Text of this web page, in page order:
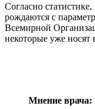
Согласно
рождаются с
Всемирной
некоторые уже носят
Мнение врача: